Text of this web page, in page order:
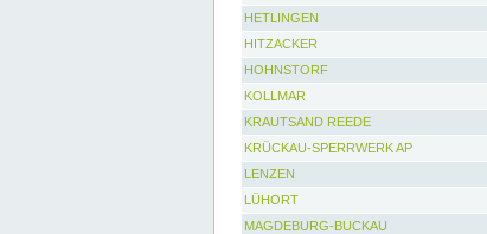
HETLINGEN
HITZACKER
HOHNSTORF
KOLLMAR
KRAUTSAND REEDE
KRÜCKAU-SPERRWERK AP
LENZEN
LÜHORT
MAGDEBURG-BUCKAU